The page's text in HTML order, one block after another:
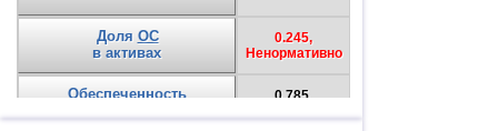
Доля ОС
в активах
0.245,
Ненормативно
Обеспеченность
0.785,